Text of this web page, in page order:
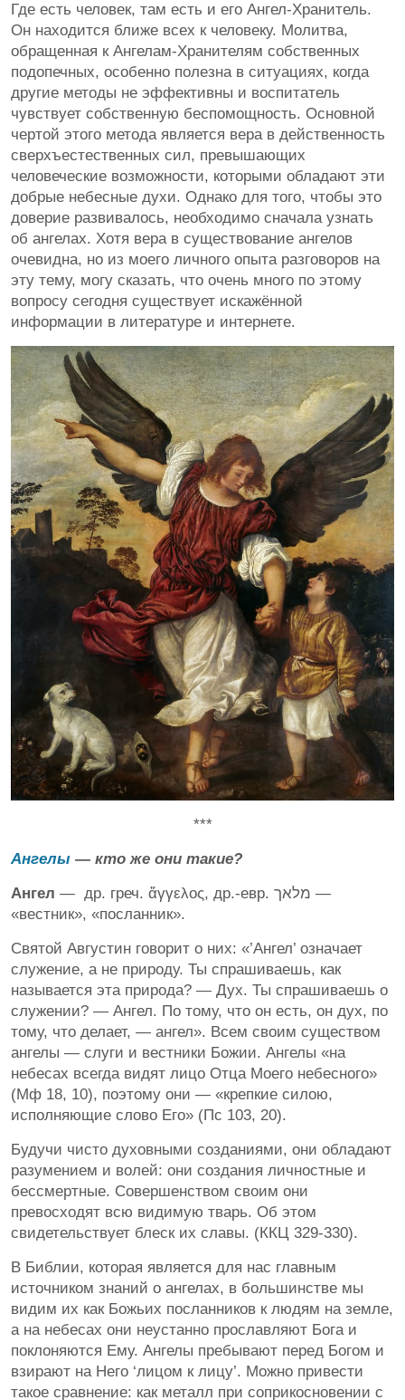
Где есть человек, там есть и его Ангел-Хранитель.
Он находится ближе всех к человеку. Молитва,
обращенная к Ангелам-Хранителям собственных
подопечных, особенно полезна в ситуациях, когда
другие методы не эффективны и воспитатель
чувствует собственную беспомощность. Основной
чертой этого метода является вера в действенность
сверхъестественных сил, превышающих
человеческие возможности, которыми обладают эти
добрые небесные духи. Однако для того, чтобы это
доверие развивалось, необходимо сначала узнать
об ангелах. Хотя вера в существование ангелов
очевидна, но из моего личного опыта разговоров на
эту тему, могу сказать, что очень много по этому
вопросу сегодня существует искажённой
информации в литературе и интернете.
***
Ангелы — кто же они такие?
Ангел — ​ др. греч. ἄγγελος, др.-евр. מלאך —
«вестник», «посланник».
Святой Августин говорит о них: «’Ангел’ означает
служение, а не природу. Ты спрашиваешь, как
называется эта природа?​ — Дух. Ты спрашиваешь о
служении?​ — Ангел. По тому, что он есть, он дух, по
тому, что делает,​ — ангел». Всем своим существом
ангелы​ — слуги и вестники Божии. Ангелы «на
небесах всегда видят лицо Отца Моего небесного»
(Мф 18, 10), поэтому они​ — «крепкие силою,
исполняющие слово Его» (Пс 103, 20).
Будучи чисто духовными созданиями, они обладают
разумением и волей: они создания личностные и
бессмертные. Совершенством своим они
превосходят всю видимую тварь. Об этом
свидетельствует блеск их славы. (ККЦ 329-330).
В Библии, которая является для нас главным
источником знаний о ангелах, в большинстве мы
видим их как Божьих посланников к людям на земле,
а на небесах они неустанно прославляют Бога и
поклоняются Ему.​ Ангелы пребывают перед Богом и
взирают на Него ‘лицом к лицу’. Можно привести
такое сравнение: как металл при соприкосновении с